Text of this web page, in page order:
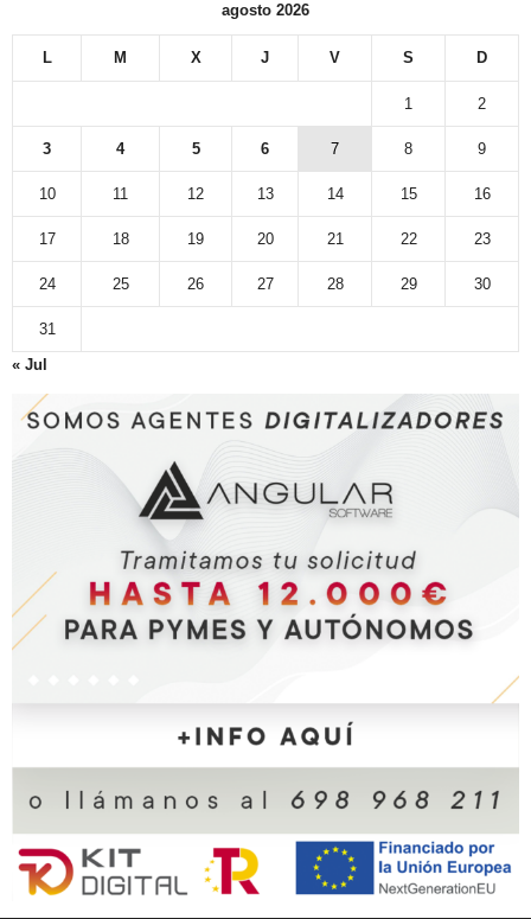
agosto 2026
L M X J V S D
1 2
3 4 5 6 7 8 9
10 11 12 13 14 15 16
17 18 19 20 21 22 23
24 25 26 27 28 29 30
31
« Jul